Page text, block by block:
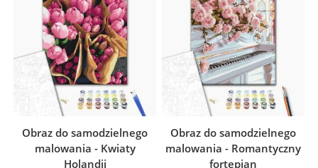
Obraz do samodzielnego
malowania - Kwiaty
Holandii
Obraz do samodzielnego
malowania - Romantyczny
fortepian